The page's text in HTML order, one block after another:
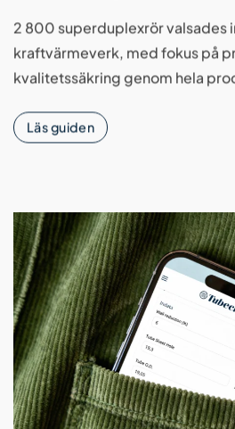
2 800 superduplexrör valsades
kraftvärmeverk, med fokus på
kvalitetssäkring genom hela
Läs guiden